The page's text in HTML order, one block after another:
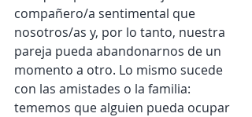
compañero/a sentimental que
nosotros/as y, por lo tanto, nuestra
pareja pueda abandonarnos de un
momento a otro. Lo mismo sucede
con las amistades o la familia:
tememos que alguien pueda ocupar